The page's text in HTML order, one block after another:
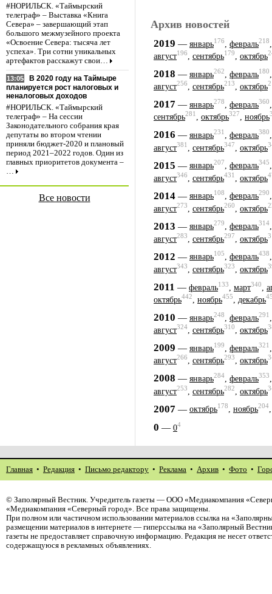
#НОРИЛЬСК. «Таймырский
телеграф» – Выставка «Книга
Севера» – завершающий этап
большого межмузейного проекта
«Освоение Севера: тысяча лет
успеха». Три сотни уникальных
артефактов расскажут свои…
13:05
В 2020 году на Таймыре
планируется рост налоговых и
неналоговых доходов
#НОРИЛЬСК. «Таймырский
телеграф» – На сессии
Законодательного собрания края
депутаты во втором чтении
приняли бюджет-2020 и плановый
период 2021–2022 годов. Один из
главных приоритетов документа –
…
Все новости
Архив новостей
2019 — январь176 февраль218
август196, сентябрь179, октябрь
2018 — январь262 февраль180
август256, сентябрь213, октябрь
2017 — январь278 февраль360
сентябрь281, октябрь327, ноябрь
2016 — январь231 февраль380
август381 сентябрь347 октябрь
2015 — январь207, февраль345
август346 сентябрь431 октябрь
2014 — январь108, февраль290
август273 сентябрь260 октябрь
2013 — январь279, февраль314
август283 сентябрь297 октябрь
2012 — январь105, февраль438
август343, сентябрь323, октябрь
2011 — февраль133 март340
октябрь442, ноябрь455, декабрь
2010 — январь248 февраль291
август324, сентябрь310, октябрь
2009 — январь199 февраль321
август266, сентябрь293, октябрь
2008 — январь284 февраль353
август253 сентябрь282 октябрь
2007 — октябрь178, ноябрь204
0 — 04
Главная • Редакция • Письмо редактору • Реклама • Архив • Фото •
© Заполярный Вестник. Учредитель газеты — ООО «Медиакомпания
«Медиакомпания «Северный город». Все права защищены.
При полном или частичном использовании материалов ссылка на
размещении материалов в интернете — гиперссылка на «Заполярный
газеты не предоставляет справочную информацию. Редакция не несет
содержащуюся в рекламных объявлениях.